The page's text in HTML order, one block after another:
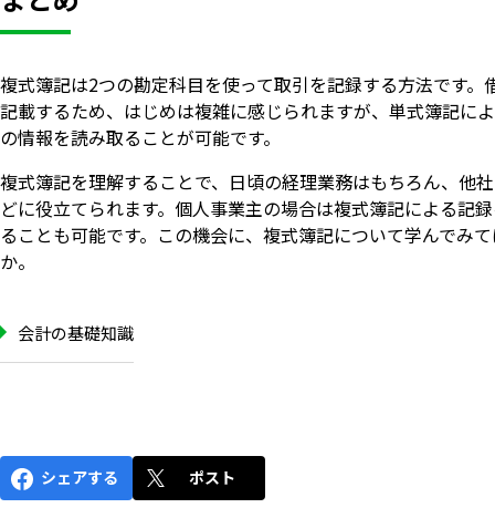
複式簿記は2つの勘定科目を使って取引を記録する方法です。
記載するため、はじめは複雑に感じられますが、単式簿記に
の情報を読み取ることが可能です。
複式簿記を理解することで、日頃の経理業務はもちろん、他
どに役立てられます。個人事業主の場合は複式簿記による記
ることも可能です。この機会に、複式簿記について学んでみ
か。
会計の基礎知識
シェアする ポスト